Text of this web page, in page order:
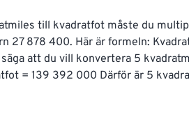
till kvadratfot måste du
27 878 ​​400. Här är formeln:
att du vill konvertera 5
= 139 392 000 Därför är 5